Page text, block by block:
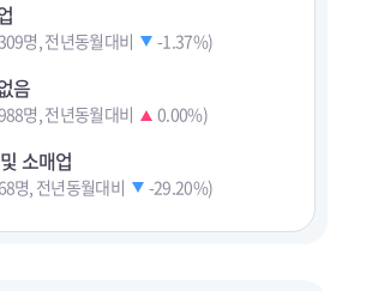
명, 전년동월대비 -1.37%)
음
명, 전년동월대비 0.00%)
소매업
명, 전년동월대비 -29.20%)